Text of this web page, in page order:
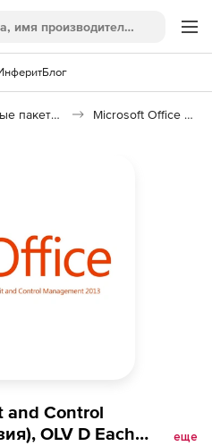
Блог
Офисные пакеты Microsoft Office Microsoft Office Audit and Control Management
and Control
OLV D Each
еще